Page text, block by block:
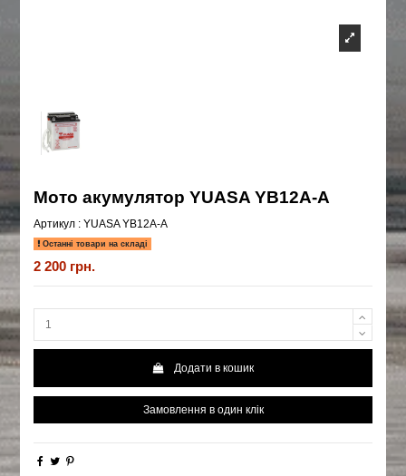
Мото акумулятор YUASA YB12A-A
Артикул : YUASA YB12A-A
Останні товари на складі
2 200 грн.
Додати в кошик
Замовлення в один клік